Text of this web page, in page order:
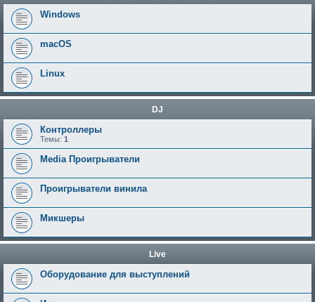
Windows
macOS
Linux
DJ
Контроллеры
Темы: 1
Media Проигрыватели
Проигрыватели винила
Микшеры
Live
Оборудование для выступлений